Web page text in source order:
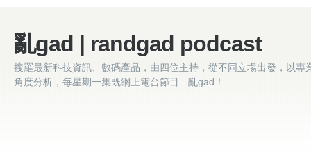
亂gad | randgad podcast
搜羅最新科技資訊、數碼產品，由四位主持，從不同立場出發，以專
角度分析，每星期一集既網上電台節目 - 亂gad！